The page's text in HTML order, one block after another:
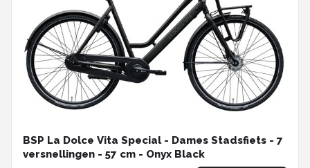
BSP La Dolce Vita Special - Dames Stadsfiets - 7
versnellingen - 57 cm - Onyx Black